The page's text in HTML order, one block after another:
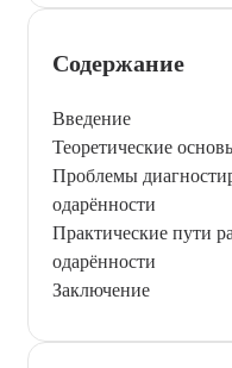
Содержание
Введение
Теоретические
Проблемы
одарённости
Практические пути
одарённости
Заключение